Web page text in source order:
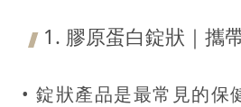
1. 膠原蛋白錠狀｜攜
• 錠狀產品是最常見的保